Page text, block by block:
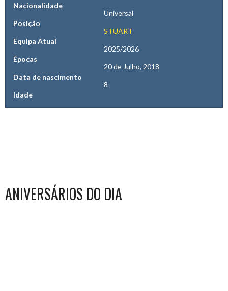
Nacionalidade
Posição
Universal
Equipa Atual
STUART
Épocas
2025/2026
Data de nascimento
20 de Julho, 2018
Idade
8
ANIVERSÁRIOS DO DIA